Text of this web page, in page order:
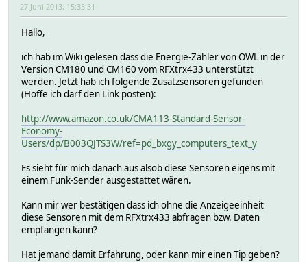
27 Juni 2013, 15:33:31
Hallo,
ich hab im Wiki gelesen dass die Energie-Zähler von OWL in der
Version CM180 und CM160 vom RFXtrx433 unterstützt
werden. Jetzt hab ich folgende Zusatzsensoren gefunden
(Hoffe ich darf den Link posten):
http://www.amazon.co.uk/CMA113-Standard-Sensor-
Economy-
Users/dp/B003QJTS3W/ref=pd_bxgy_computers_text_y
Es sieht für mich danach aus alsob diese Sensoren eigens mit
einem Funk-Sender ausgestattet wären.
Kann mir wer bestätigen dass ich ohne die Anzeigeeinheit
diese Sensoren mit dem RFXtrx433 abfragen bzw. Daten
empfangen kann?
Hat jemand damit Erfahrung, oder kann mir einen Tip geben?